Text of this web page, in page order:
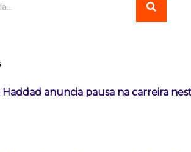
Haddad anuncia pausa na carreira